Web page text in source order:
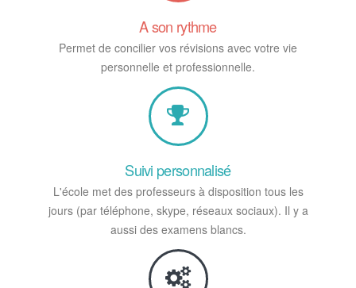
A son rythme
Permet de concilier vos révisions avec votre vie
personnelle et professionnelle.
Suivi personnalisé
L'école met des professeurs à disposition tous les
jours (par téléphone, skype, réseaux sociaux). Il y a
aussi des examens blancs.